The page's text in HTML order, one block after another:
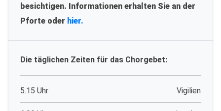
besichtigen. Informationen erhalten Sie an der
Pforte oder hier.
Die täglichen Zeiten für das Chorgebet:
5.15 Uhr Vigilien